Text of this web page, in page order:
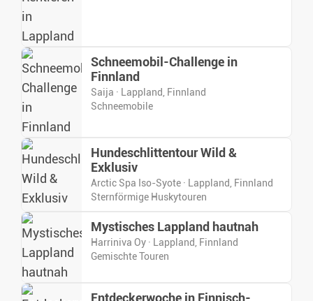
Schneemobil-Challenge in
Finnland
Saija · Lappland, Finnland
Schneemobile
Hundeschlittentour Wild &
Exklusiv
Arctic Spa Iso-Syote · Lappland, Finnland
Sternförmige Huskytouren
Mystisches Lappland hautnah
Harriniva Oy · Lappland, Finnland
Gemischte Touren
Entdeckerwoche in Finnisch-